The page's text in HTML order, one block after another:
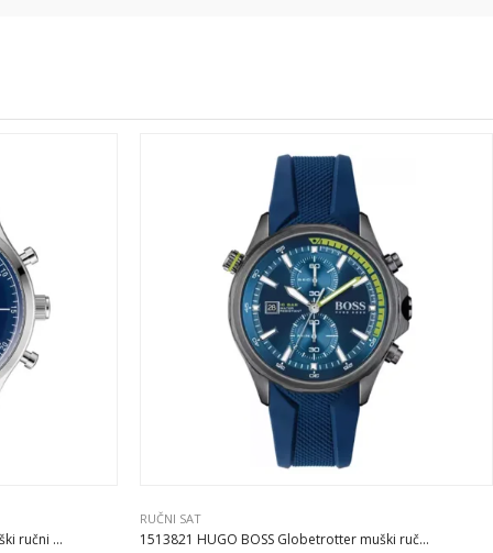
ručni ...
RUČNI SAT
1513821 HUGO BOSS Globetrotter muški ruč...